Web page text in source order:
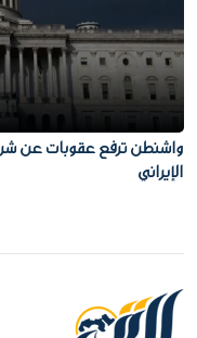
واشنطن ترفع عقوبات عن
الإيراني